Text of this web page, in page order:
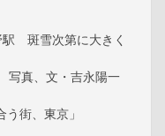
斑雪次第に大きく
真、文・吉永陽一
街、東京」